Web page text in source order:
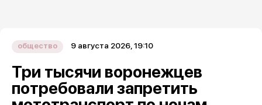
общество 9 августа 2026, 19:10
Три тысячи воронежцев
потребовали запретить